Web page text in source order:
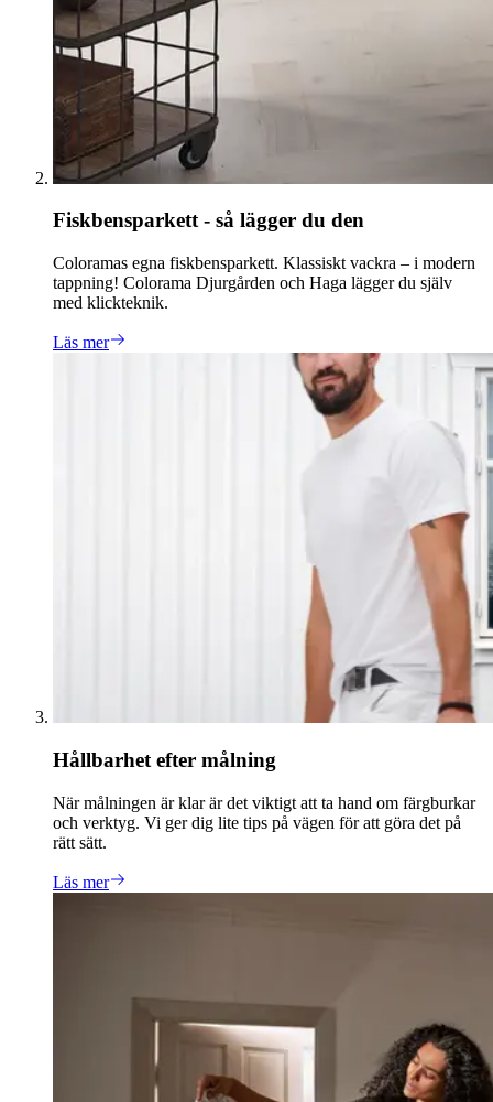
Fiskbensparkett - så lägger du den
Coloramas egna fiskbensparkett. Klassiskt vackra – i modern
tappning! Colorama Djurgården och Haga lägger du själv
med klickteknik.
Läs mer
Hållbarhet efter målning
När målningen är klar är det viktigt att ta hand om färgburkar
och verktyg. Vi ger dig lite tips på vägen för att göra det på
rätt sätt.
Läs mer